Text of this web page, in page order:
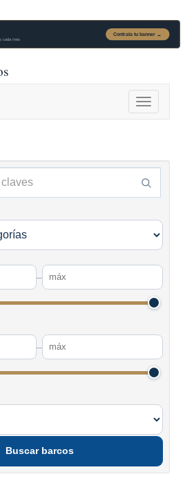
Alternar
navegación
–
–
Buscar barcos